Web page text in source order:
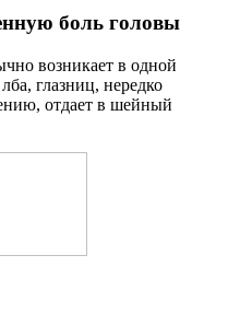
боль головы
возникает в одной
глазниц, нередко
отдает в шейный